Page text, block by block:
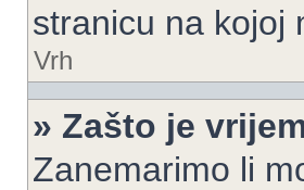
stranicu na kojoj
Vrh
» Zašto je
Zanemarimo li